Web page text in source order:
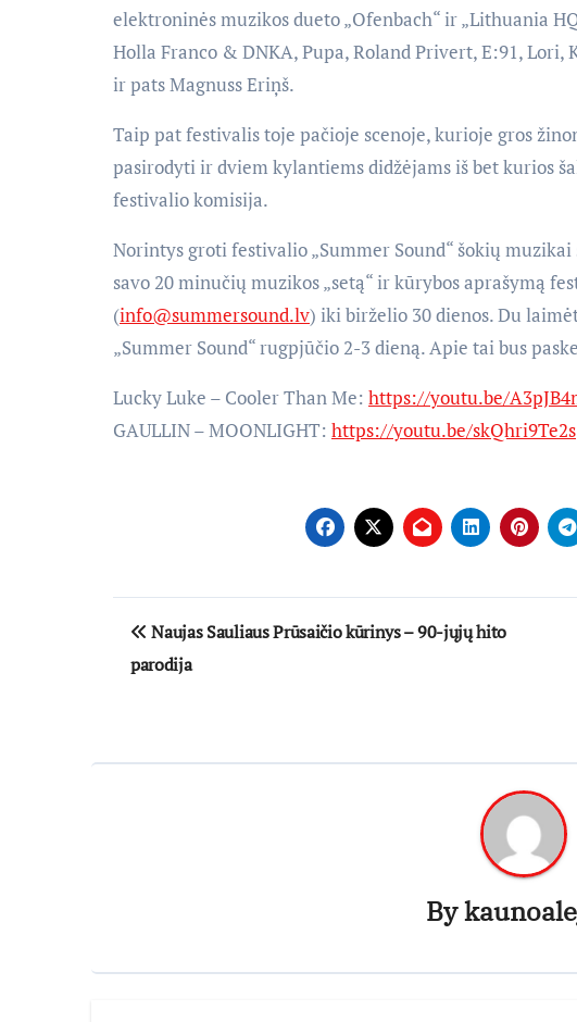
elektroninės muzikos dueto „Ofenbach“ ir „Lithuania
Holla Franco & DNKA, Pupa, Roland Privert, E:91, Lori,
ir pats Magnuss Eriņš.
Taip pat festivalis toje pačioje scenoje, kurioje gros
pasirodyti ir dviem kylantiems didžėjams iš bet kurios
festivalio komisija.
Norintys groti festivalio „Summer Sound“ šokių
savo 20 minučių muzikos „setą“ ir kūrybos aprašymą
(info@summersound.lv) iki birželio 30 dienos. Du
„Summer Sound“ rugpjūčio 2-3 dieną. Apie tai bus
Lucky Luke – Cooler Than Me: https://youtu.be/
GAULLIN – MOONLIGHT: https://youtu.be/skQhri9Te2s
Navigacija
tarp
Naujas Sauliaus Prūsaičio kūrinys – 90-jųjų hito
parodija
By